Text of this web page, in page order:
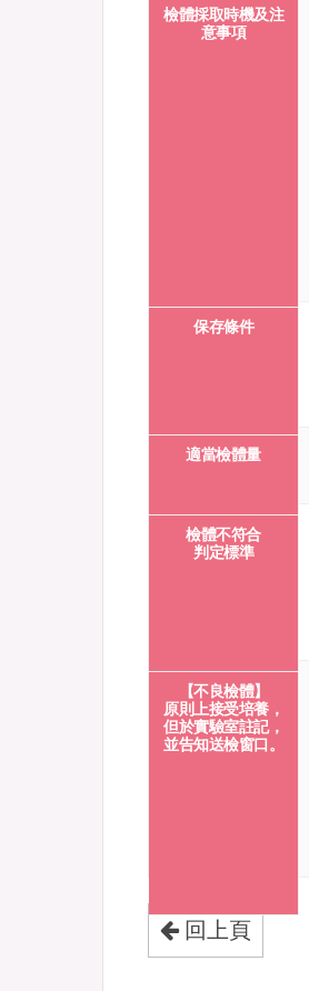
檢體採取時機及注
意事項
保存條件
適當檢體量
檢體不符合
判定標準
【不良檢體】
原則上接受培養，
但於實驗室註記，
並告知送檢窗口。
回上頁